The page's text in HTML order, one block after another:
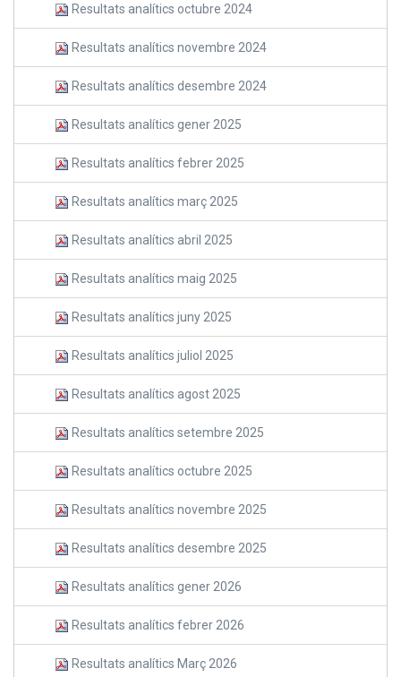
Resultats analítics octubre 2024
Resultats analítics novembre 2024
Resultats analítics desembre 2024
Resultats analítics gener 2025
Resultats analítics febrer 2025
Resultats analítics març 2025
Resultats analítics abril 2025
Resultats analítics maig 2025
Resultats analítics juny 2025
Resultats analítics juliol 2025
Resultats analítics agost 2025
Resultats analítics setembre 2025
Resultats analítics octubre 2025
Resultats analítics novembre 2025
Resultats analítics desembre 2025
Resultats analítics gener 2026
Resultats analítics febrer 2026
Resultats analítics Març 2026